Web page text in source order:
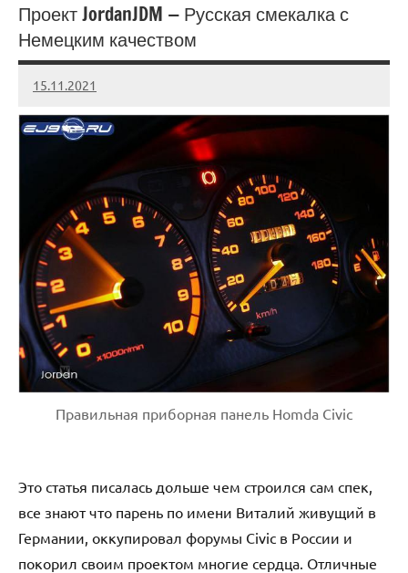
Проект JordanJDM — Русская смекалка с
Немецким качеством
15.11.2021
Crew
Нет
комментариев
Правильная приборная панель Homda Civic
Это статья писалась дольше чем строился сам спек,
все знают что парень по имени Виталий живущий в
Германии, оккупировал форумы Civic в России и
покорил своим проектом многие сердца. Отличные